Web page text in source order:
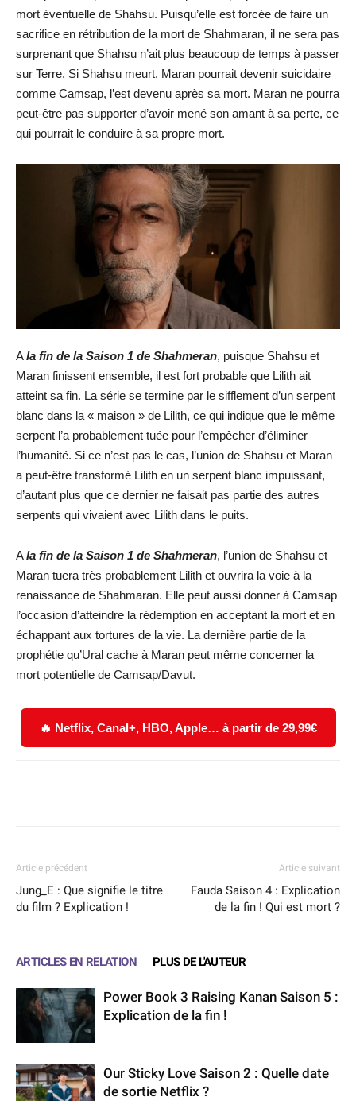
mort éventuelle de Shahsu. Puisqu’elle est forcée de faire un
sacrifice en rétribution de la mort de Shahmaran, il ne sera pas
surprenant que Shahsu n’ait plus beaucoup de temps à passer
sur Terre. Si Shahsu meurt, Maran pourrait devenir suicidaire
comme Camsap, l’est devenu après sa mort. Maran ne pourra
peut-être pas supporter d’avoir mené son amant à sa perte, ce
qui pourrait le conduire à sa propre mort.
Ala fin de la Saison 1 de Shahmeran, puisque Shahsu et
Maran finissent ensemble, il est fort probable que Lilith ait
atteint sa fin. La série se termine par le sifflement d’un serpent
blanc dans la « maison » de Lilith, ce qui indique que le même
serpent l’a probablement tuée pour l’empêcher d’éliminer
l’humanité. Si ce n’est pas le cas, l’union de Shahsu et Maran
a peut-être transformé Lilith en un serpent blanc impuissant,
d’autant plus que ce dernier ne faisait pas partie des autres
serpents qui vivaient avec Lilith dans le puits.
Ala fin de la Saison 1 de Shahmeran, l’union de Shahsu et
Maran tuera très probablement Lilith et ouvrira la voie à la
renaissance de Shahmaran. Elle peut aussi donner à Camsap
l’occasion d’atteindre la rédemption en acceptant la mort et en
échappant aux tortures de la vie. La dernière partie de la
prophétie qu’Ural cache à Maran peut même concerner la
mort potentielle de Camsap/Davut.
🔥 Netflix, Canal+, HBO, Apple… à partir de 29,99€
Article précédent
Jung_E : Que signifie le titre
du film ? Explication !
Article suivant
Fauda Saison 4 : Explication
de la fin ! Qui est mort ?
ARTICLES EN RELATION PLUS DE L'AUTEUR
Power Book 3 Raising Kanan Saison 5 :
Explication de la fin !
Our Sticky Love Saison 2 : Quelle date
de sortie Netflix ?